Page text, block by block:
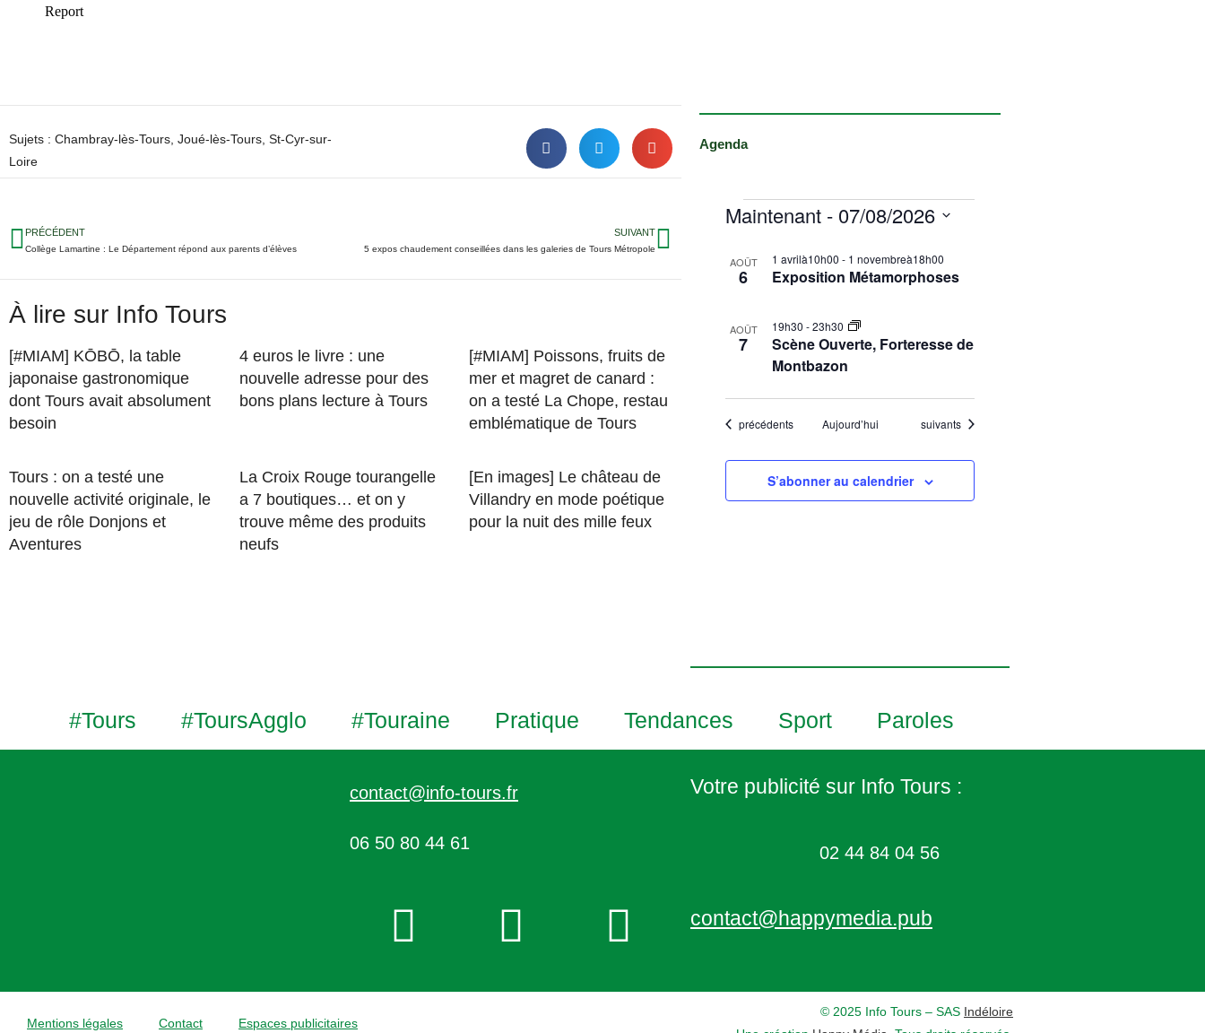
Sujets : Chambray-lès-Tours Joué-lès-Tours St-Cyr-sur-
Loire
PRÉCÉDENT
Collège Lamartine : Le Département répond aux parents d’élèves
SUIVANT
5 expos chaudement conseillées dans les galeries de Tours Métropole
À lire sur Info Tours
[#MIAM] KŌBŌ, la table
japonaise gastronomique
dont Tours avait absolument
besoin
4 euros le livre : une
nouvelle adresse pour des
bons plans lecture à Tours
[#MIAM] Poissons, fruits de
mer et magret de canard :
on a testé La Chope, restau
emblématique de Tours
Tours : on a testé une
nouvelle activité originale, le
jeu de rôle Donjons et
Aventures
La Croix Rouge tourangelle
a 7 boutiques… et on y
trouve même des produits
neufs
[En images] Le château de
Villandry en mode poétique
pour la nuit des mille feux
Agenda
Maintenant - 07/08/2026
é
c
o
n
e
L
t
v
e
t
V
e
AOÛT
6 Exposition Métamorphoses
1 avrilà10h00 - 1 novembreà18h00
AOÛT
7
Scène Ouverte, Forteresse de
Montbazon
19h30-23h30
Évènements
précédents Aujourd’hui Évènements
suivants
S’abonner au calendrier
#Tours #ToursAgglo #Touraine Pratique Tendances Sport Paroles
contact@info-tours.fr
06 50 80 44 61
Votre publicité sur Info Tours :
02 44 84 04 56
contact@happymedia.pub
Mentions légales Contact Espaces publicitaires
© 2025 Info Tours – SAS Indéloire